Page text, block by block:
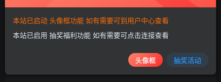
系，小编今天就为大家带来非常详细的答案解析，赶紧随小
编一起来看看今日份的最新答案吧！
本站已启动 头像框功能 如有需要可到用户中心查看
本站已启用 抽奖福利功能 如有需要可点击连接查看
头像框 抽奖活动